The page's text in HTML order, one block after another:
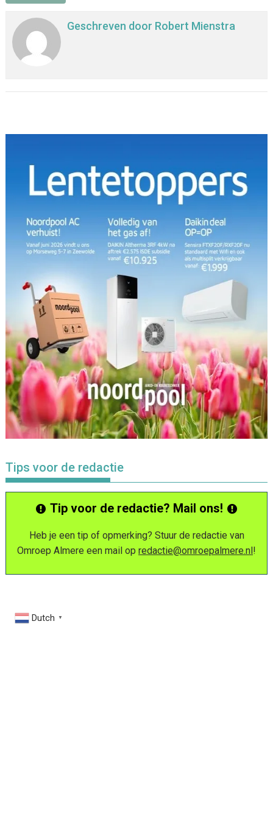
Geschreven door Robert Mienstra
Tips voor de redactie
Tip voor de redactie? Mail ons!
Heb je een tip of opmerking? Stuur de redactie van
Omroep Almere een mail op redactie@omroepalmere.nl!
Dutch ▼